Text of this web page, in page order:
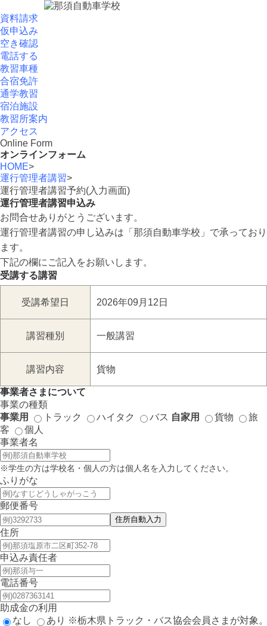
資料請求
仮申込み
空き確認
電話する
教習車種
合宿免許
通学教習
宿泊施設
教習所案内
アクセス
Online Form
オンラインフォーム
HOME>
運行管理者講習>
運行管理者講習予約(入力画面)
運行管理者講習申込み
お問合せありがとうございます。
運行管理者講習の申し込みは「那須自動車学校」で承っており
ます。
下記の欄にご記入をお願いします。
受講する講習
受講希望日 2026年09月12日
講習種別 一般講習
講習内容 貨物
事業者さまについて
事業の種類
事業用
トラック ハイタク バス 自家用 貨物
旅
客
個人
事業者名
※学生の方は学校名・個人の方は個人名を入力してください。
ふりがな
郵便番号
住所
申込み責任者
電話番号
助成金の利用
なし
あり ※栃木県トラック・バス協会会員さまが対象